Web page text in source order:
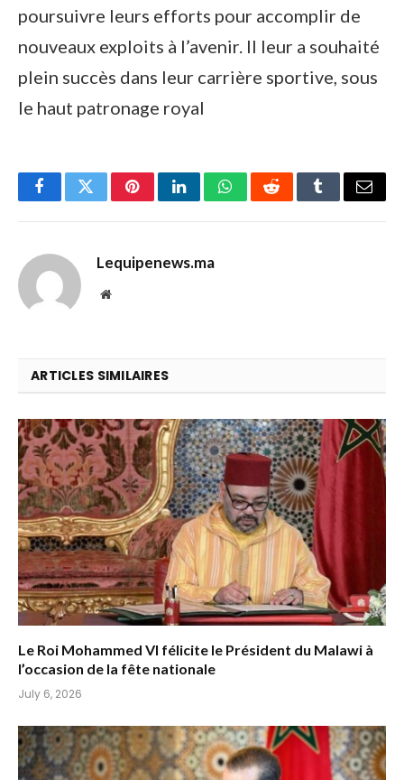
poursuivre leurs efforts pour accomplir de
nouveaux exploits à l’avenir. Il leur a souhaité
plein succès dans leur carrière sportive, sous
le haut patronage royal
FacebookTwitterPinterestLinkedInWhatsAppRedditTumblrEmail
Lequipenews.ma
Website
ARTICLES SIMILAIRES
Le Roi Mohammed VI félicite le Président du Malawi à
l’occasion de la fête nationale
July 6, 2026